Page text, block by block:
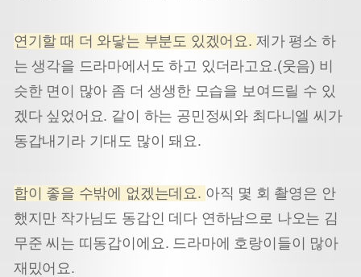
연기할 때 더 와닿는 부분도 있겠어요. 제가 평소 하
는 생각을 드라마에서도 하고 있더라고요.(웃음) 비
슷한 면이 많아 좀 더 생생한 모습을 보여드릴 수 있
겠다 싶었어요. 같이 하는 공민정씨와 최다니엘 씨가
동갑내기라 기대도 많이 돼요.
합이 좋을 수밖에 없겠는데요. 아직 몇 회 촬영은 안
했지만 작가님도 동갑인 데다 연하남으로 나오는 김
무준 씨는 띠동갑이에요. 드라마에 호랑이들이 많아
재밌어요.